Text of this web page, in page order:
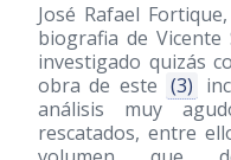
José Rafael
biografia de
investigado quizás
obra de este (3)
análisis muy
rescatados, entre